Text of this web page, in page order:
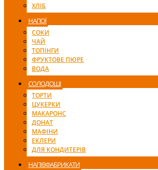
ХЛІБ
НАПОЇ
СОКИ
ЧАЙ
ТОПІНГИ
ФРУКТОВЕ ПЮРЕ
ВОДА
СОЛОДОЩІ
ТОРТИ
ЦУКЕРКИ
МАКАРОНС
ДОНАТ
МАФІНИ
ЕКЛЕРИ
ДЛЯ КОНДИТЕРІВ
НАПІВФАБРИКАТИ